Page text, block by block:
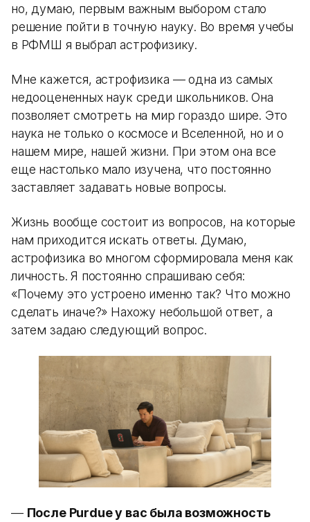
но, думаю, первым важным выбором стало
решение пойти в точную науку. Во время учебы
в РФМШ я выбрал астрофизику.
Мне кажется, астрофизика — одна из самых
недооцененных наук среди школьников. Она
позволяет смотреть на мир гораздо шире. Это
наука не только о космосе и Вселенной, но и о
нашем мире, нашей жизни. При этом она все
еще настолько мало изучена, что постоянно
заставляет задавать новые вопросы.
Жизнь вообще состоит из вопросов, на которые
нам приходится искать ответы. Думаю,
астрофизика во многом сформировала меня как
личность. Я постоянно спрашиваю себя:
«Почему это устроено именно так? Что можно
сделать иначе?» Нахожу небольшой ответ, а
затем задаю следующий вопрос.
— После Purdue у вас была возможность